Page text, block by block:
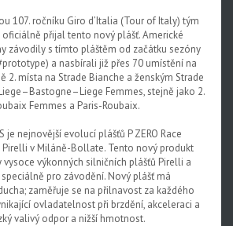
107. ročníku Giro d’Italia (Tour of Italy) tým
přijal tento nový plášť. Americké
závodily s tímto pláštěm od začátku sezóny
a nasbírali již přes 70 umístění na
2. místa na Strade Bianche a ženským Strade
Femmes, stejně jako 2.
Femmes a Paris-Roubaix.
je nejnovější evolucí plášťů P ZERO Race
Pirelli v Miláně-Bollate. Tento nový produkt
vysoce výkonných silničních plášťů Pirelli a
pro závodění. Nový plášť má
zaměřuje se na přilnavost za každého
ovladatelnost při brzdění, akceleraci a
valivý odpor a nižší hmotnost.